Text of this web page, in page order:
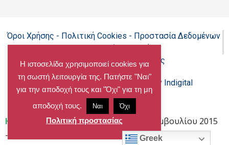
Όροι Χρήσης - Πολιτική Cookies - Προστασία Δεδομένων
Προσωπικού Χαρακτήρα
Δήλωση προσβασιμότητας
Copyright@chalandri.gr Powered by Indigital
Home
19η Συνεδρίαση Δημοτικού Συμβουλίου 2015
– ΑΠΟΦΑΣΕΙΣ
Η ιστοσελίδα χρησιμοποιεί cookies για
τη σωστή λειτουργία της. Πατήστε "Ναι"
για την αποδοχή τους και "Όχι" για τη μη
αποδοχή τους.
Ναι Όχι
Πολιτική προστασίας
Greek